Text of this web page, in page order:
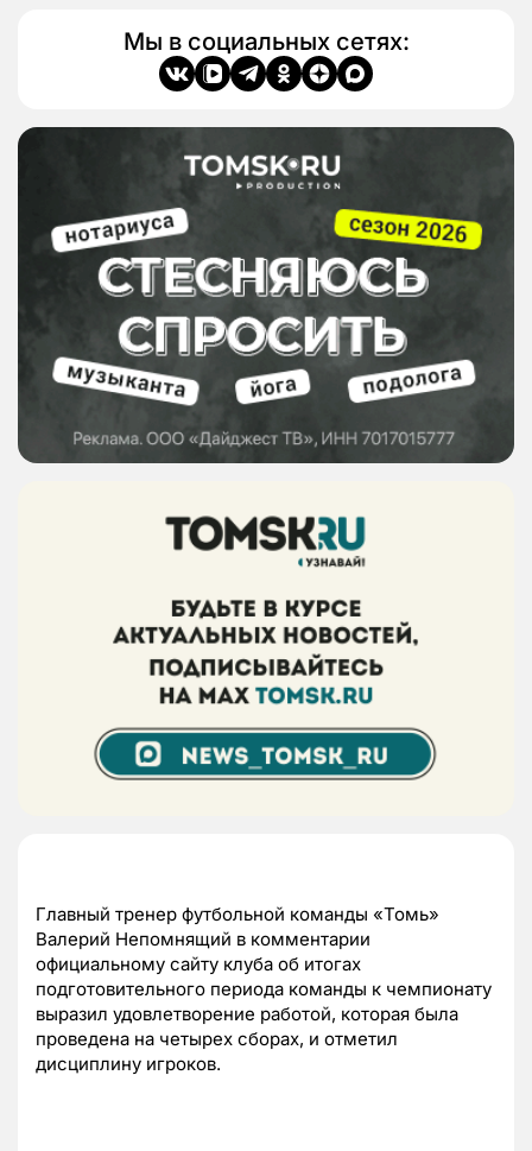
Мы в социальных сетях:
Главный тренер футбольной команды «Томь»
Валерий Непомнящий в комментарии
официальному сайту клуба об итогах
подготовительного периода команды к чемпионату
выразил удовлетворение работой, которая была
проведена на четырех сборах, и отметил
дисциплину игроков.